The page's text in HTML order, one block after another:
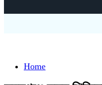
Home